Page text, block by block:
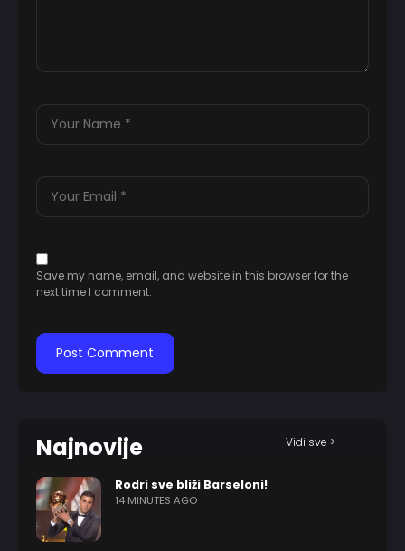
Save my name, email, and website in this browser for the
next time I comment.
Najnovije Vidi sve >
Rodri sve bliži Barseloni!
14 MINUTES AGO